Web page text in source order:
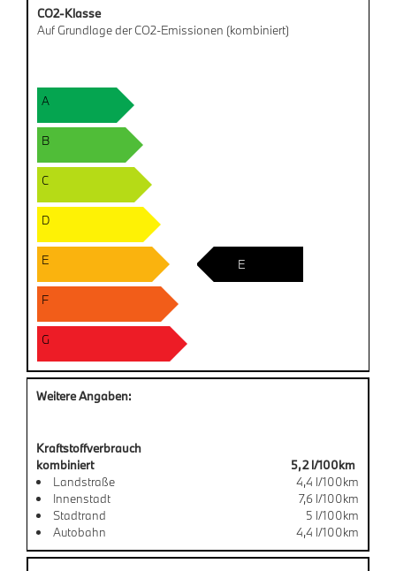
CO2-Klasse
Auf Grundlage der CO2-Emissionen (kombiniert)
A
B
C
D
E
F
G
E
Weitere Angaben:
Kraftstoffverbrauch
kombiniert
5,2 l/100km
Landstraße
4,4 l/100km
Innenstadt
7,6 l/100km
Stadtrand
5 l/100km
Autobahn
4,4 l/100km